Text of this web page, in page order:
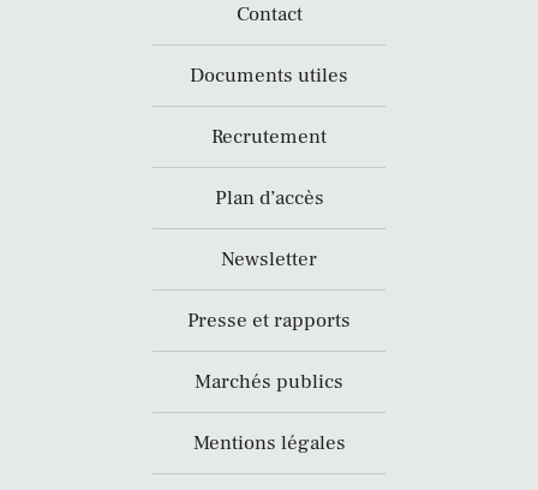
Contact
Documents utiles
Recrutement
Plan d’accès
Newsletter
Presse et rapports
Marchés publics
Mentions légales